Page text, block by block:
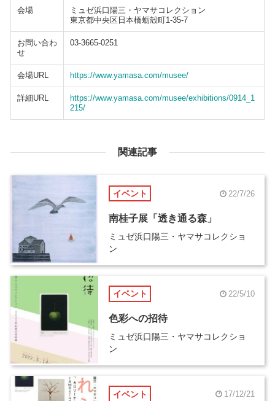
会場
ミュゼ浜口陽三・ヤマサコレクション
東京都中央区日本橋蛎殻町1-35-7
お問い合わ
せ
03-3665-0251
会場URL https://www.yamasa.com/musee/
詳細URL
https://www.yamasa.com/musee/exhibitions/0914_1
215/
関連記事
イベント 22/7/26
南桂子展「透き通る森」
ミュゼ浜口陽三・ヤマサコレクショ
ン
イベント 22/5/10
色彩への招待
ミュゼ浜口陽三・ヤマサコレクショ
ン
イベント 17/12/21